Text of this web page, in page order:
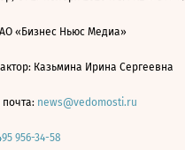
«Бизнес Ньюс Медиа»
Казьмина Ирина Сергеевна
почта: news@vedomosti.ru
956-34-58